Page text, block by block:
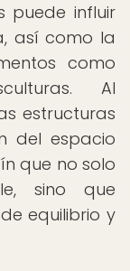
puede influir
así como la
como
Al
estructuras
del espacio
que no solo
sino que
equilibrio y